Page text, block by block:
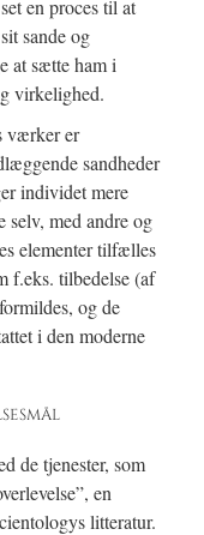
en proces til at
sande og
at sætte ham i
virkelighed.
værker er
sandheder
individet mere
med andre og
elementer tilfælles
f.eks. tilbedelse (af
og de
i den moderne
de tjenester, som
en
litteratur.